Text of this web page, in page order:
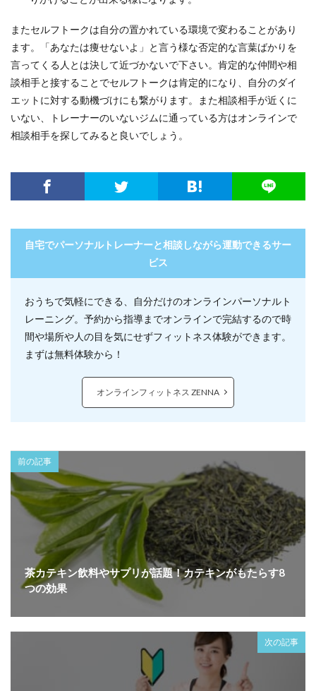
またセルフトークは自分の置かれている環境で変わることがあり
ます。「あなたは痩せないよ」と言う様な否定的な言葉ばかりを
言ってくる人とは決して近づかないで下さい。肯定的な仲間や相
談相手と接することでセルフトークは肯定的になり、自分のダイ
エットに対する動機づけにも繋がります。また相談相手が近くに
いない、トレーナーのいないジムに通っている方はオンラインで
相談相手を探してみると良いでしょう。
自宅でパーソナルトレーナーと相談しながら運動できるサー
ビス
おうちで気軽にできる、自分だけのオンラインパーソナルト
レーニング。予約から指導までオンラインで完結するので時
間や場所や人の目を気にせずフィットネス体験ができます。
まずは無料体験から！
オンラインフィットネス ZENNA
前の記事
茶カテキン飲料やサプリが話題！カテキンがもたらす8
つの効果
次の記事